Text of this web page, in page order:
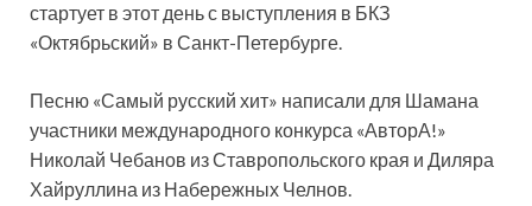
стартует в этот день с выступления в БКЗ
«Октябрьский» в Санкт-Петербурге.
Песню «Самый русский хит» написали для Шамана
участники международного конкурса «АвторА!»
Николай Чебанов из Ставропольского края и Диляра
Хайруллина из Набережных Челнов.